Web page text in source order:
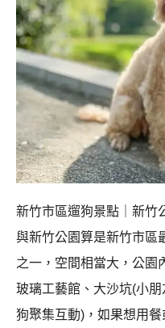
新竹市區遛狗景點｜新竹
與新竹公園算是新竹市區
之一，空間相當大，公園
玻璃工藝館、大沙坑(小
狗聚集互動)，如果想用